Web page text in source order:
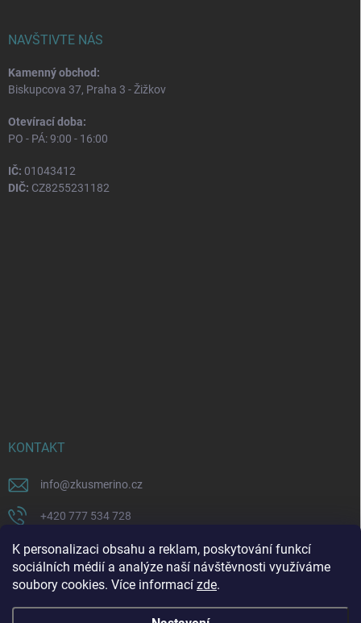
K personalizaci obsahu a reklam, poskytování funkcí
sociálních médií a analýze naší návštěvnosti využíváme
soubory cookies. Více informací zde.
NAVŠTIVTE NÁS
Kamenný obchod:
Biskupcova 37, Praha 3 - Žižkov
Otevírací doba:
PO - PÁ: 9:00 - 16:00
IČ: 01043412
DIČ: CZ8255231182
KONTAKT
info@zkusmerino.cz
+420 777 534 728
https://www.facebook.com/zkusmerino/
zkusmerino.cz